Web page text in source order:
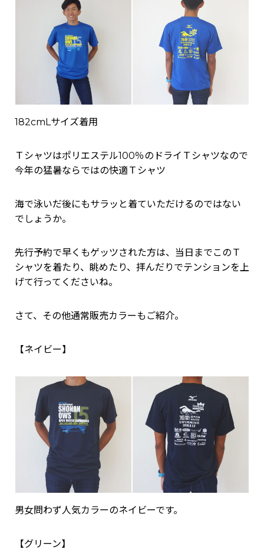
182cmLサイズ着用
Ｔシャツはポリエステル100％のドライＴシャツなので
今年の猛暑ならではの快適Ｔシャツ
海で泳いだ後にもサラッと着ていただけるのではない
でしょうか。
先行予約で早くもゲッツされた方は、当日までこのＴ
シャツを着たり、眺めたり、拝んだりでテンションを上
げて行ってくださいね。
さて、その他通常販売カラーもご紹介。
【ネイビー】
男女問わず人気カラーのネイビーです。
【グリーン】